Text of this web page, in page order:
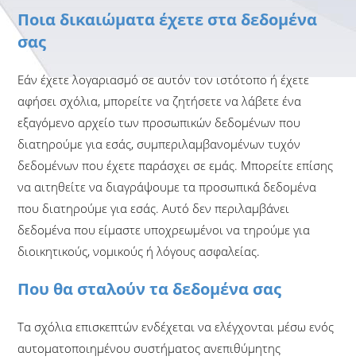
Ποια δικαιώματα έχετε στα δεδομένα
σας
Εάν έχετε λογαριασμό σε αυτόν τον ιστότοπο ή έχετε
αφήσει σχόλια, μπορείτε να ζητήσετε να λάβετε ένα
εξαγόμενο αρχείο των προσωπικών δεδομένων που
διατηρούμε για εσάς, συμπεριλαμβανομένων τυχόν
δεδομένων που έχετε παράσχει σε εμάς. Μπορείτε επίσης
να αιτηθείτε να διαγράψουμε τα προσωπικά δεδομένα
που διατηρούμε για εσάς. Αυτό δεν περιλαμβάνει
δεδομένα που είμαστε υποχρεωμένοι να τηρούμε για
διοικητικούς, νομικούς ή λόγους ασφαλείας.
Που θα σταλούν τα δεδομένα σας
Τα σχόλια επισκεπτών ενδέχεται να ελέγχονται μέσω ενός
αυτοματοποιημένου συστήματος ανεπιθύμητης